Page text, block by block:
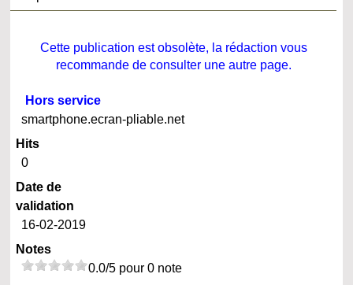
Cette publication est obsolète, la rédaction vous
recommande de consulter une autre page.
Hors service
smartphone.ecran-pliable.net
Hits
0
Date de
validation
16-02-2019
Notes
0.0/5 pour 0 note